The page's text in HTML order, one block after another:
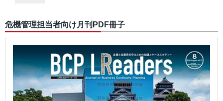
危機管理担当者向け月刊PDF冊子